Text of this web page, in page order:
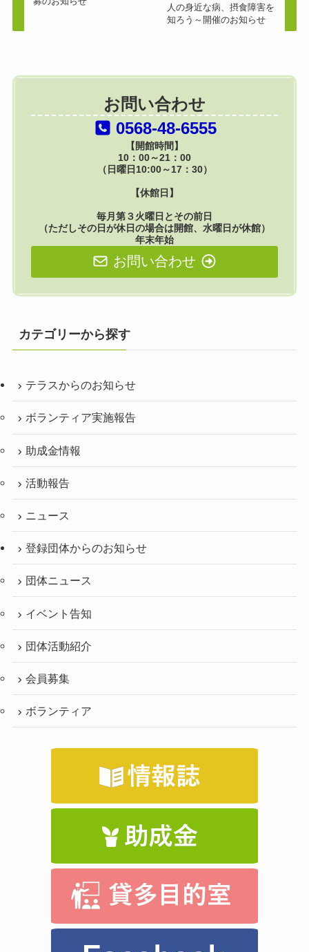
人の身近な病、摂食障害を
知ろう～開催のお知らせ
お問い合わせ
0568-48-6555
【開館時間】
10：00～21：00
（日曜日10:00～17：30）
【休館日】
毎月第３火曜日とその前日
（ただしその日が休日の場合は開館、水曜日が休館）
年末年始
お問い合わせ
カテゴリーから探す
テラスからのお知らせ
ボランティア実施報告
助成金情報
活動報告
ニュース
登録団体からのお知らせ
団体ニュース
イベント告知
団体活動紹介
会員募集
ボランティア